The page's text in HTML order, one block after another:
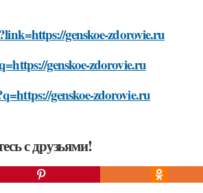
genskoe-zdorovie.ru
genskoe-zdorovie.ru
genskoe-zdorovie.ru
с друзьями!